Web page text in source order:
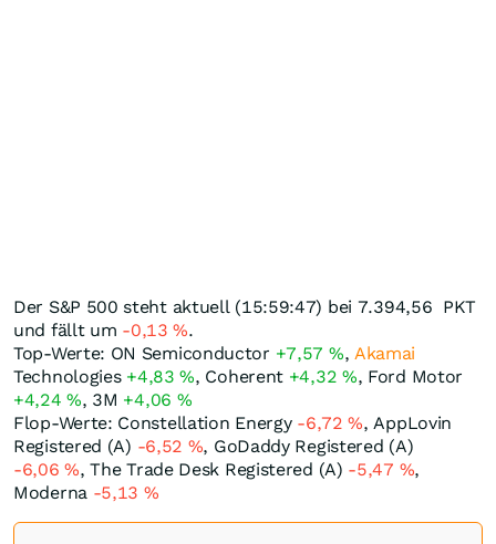
Der S&P 500 steht aktuell (15:59:47) bei 7.394,56 PKT
und fällt um -0,13%.
Top-Werte: ON Semiconductor +7,57 %, Akamai
Technologies +4,83%, Coherent +4,32 %, Ford Motor
+4,24%, 3M +4,06 %
Flop-Werte: Constellation Energy -6,72%, AppLovin
Registered (A) -6,52 %, GoDaddy Registered (A)
-6,06%, The Trade Desk Registered (A) -5,47 %,
Moderna -5,13 %